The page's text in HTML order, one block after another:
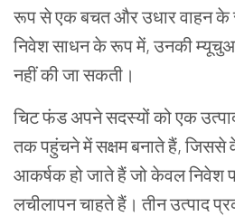
रूप से एक बचत और उधार वाहन के
निवेश साधन के रूप में, उनकी
नहीं की जा सकती।
चिट फंड अपने सदस्यों को एक
तक पहुंचने में सक्षम बनाते हैं, जिससे
आकर्षक हो जाते हैं जो केवल निवेश
लचीलापन चाहते हैं। तीन उत्पाद